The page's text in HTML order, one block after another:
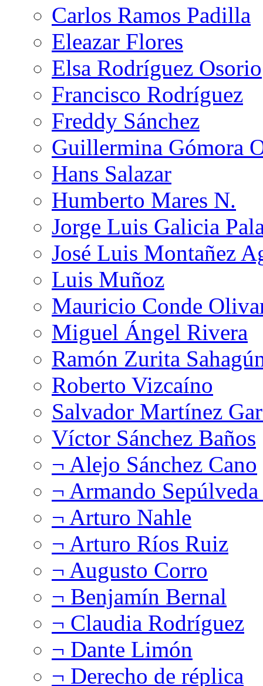
Carlos Ramos Padilla
Eleazar Flores
Elsa Rodríguez Osorio
Francisco Rodríguez
Freddy Sánchez
Guillermina Gómora
Hans Salazar
Humberto Mares N.
Jorge Luis Galicia
José Luis Montañez
Luis Muñoz
Mauricio Conde
Miguel Ángel Rivera
Ramón Zurita
Roberto Vizcaíno
Salvador Martínez
Víctor Sánchez Baños
¬ Alejo Sánchez Cano
¬ Armando
¬ Arturo Nahle
¬ Arturo Ríos Ruiz
¬ Augusto Corro
¬ Benjamín Bernal
¬ Claudia Rodríguez
¬ Dante Limón
¬ Derecho de réplica